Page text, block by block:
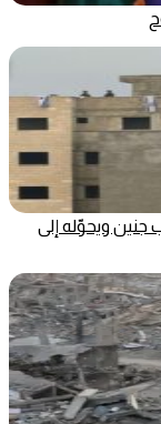
جنين ويحوّله إلى